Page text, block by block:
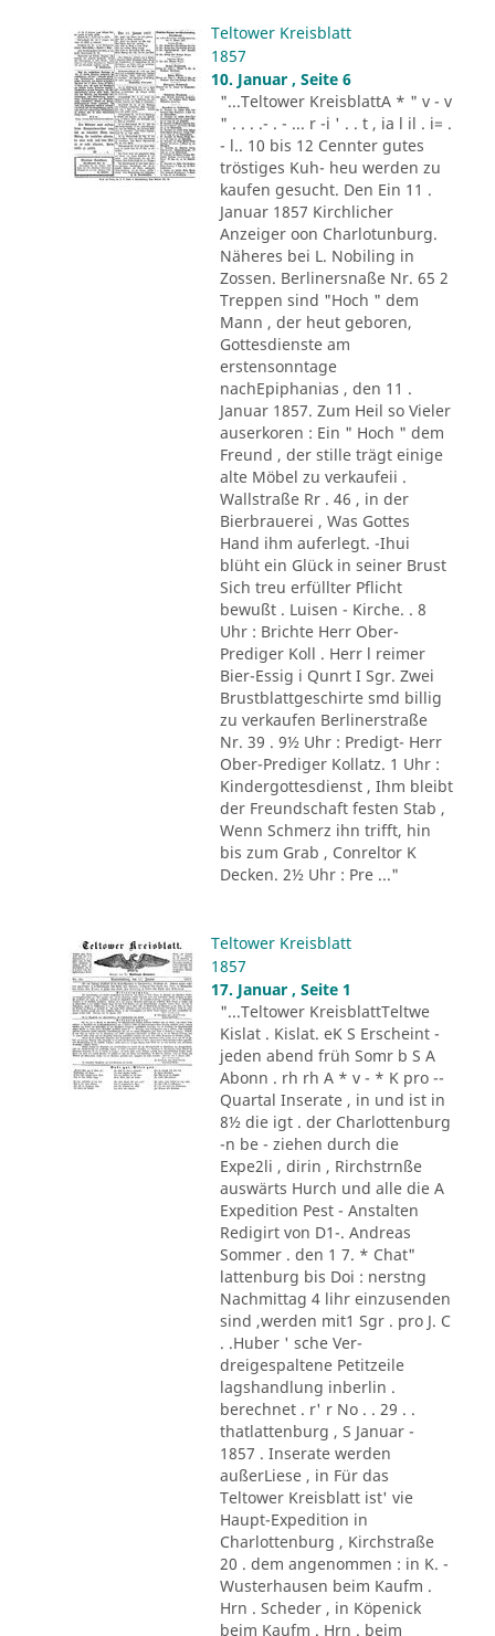
Teltower Kreisblatt
1857
10. Januar , Seite 6
"...Teltower KreisblattA * " v - v
" . . . .- . - ... r -i ' . . t , ia l il . i= .
- l.. 10 bis 12 Cennter gutes
tröstiges Kuh- heu werden zu
kaufen gesucht. Den Ein 11 .
Januar 1857 Kirchlicher
Anzeiger oon Charlotunburg.
Näheres bei L. Nobiling in
Zossen. Berlinersnaße Nr. 65 2
Treppen sind "Hoch " dem
Mann , der heut geboren,
Gottesdienste am
erstensonntage
nachEpiphanias , den 11 .
Januar 1857. Zum Heil so Vieler
auserkoren : Ein " Hoch " dem
Freund , der stille trägt einige
alte Möbel zu verkaufeii .
Wallstraße Rr . 46 , in der
Bierbrauerei , Was Gottes
Hand ihm auferlegt. -Ihui
blüht ein Glück in seiner Brust
Sich treu erfüllter Pflicht
bewußt . Luisen - Kirche. . 8
Uhr : Brichte Herr Ober-
Prediger Koll . Herr l reimer
Bier-Essig i Qunrt I Sgr. Zwei
Brustblattgeschirte smd billig
zu verkaufen Berlinerstraße
Nr. 39 . 9½ Uhr : Predigt- Herr
Ober-Prediger Kollatz. 1 Uhr :
Kindergottesdienst , Ihm bleibt
der Freundschaft festen Stab ,
Wenn Schmerz ihn trifft, hin
bis zum Grab , Conreltor K
Decken. 2½ Uhr : Pre ..."
Teltower Kreisblatt
1857
17. Januar , Seite 1
"...Teltower KreisblattTeltwe
Kislat . Kislat. eK S Erscheint -
jeden abend früh Somr b S A
Abonn . rh rh A * v - * K pro --
Quartal Inserate , in und ist in
8½ die igt . der Charlottenburg
-n be - ziehen durch die
Expe2li , dirin , Rirchstrnße
auswärts Hurch und alle die A
Expedition Pest - Anstalten
Redigirt von D1-. Andreas
Sommer . den 1 7. * Chat"
lattenburg bis Doi : nerstng
Nachmittag 4 lihr einzusenden
sind ,werden mit1 Sgr . pro J. C
. .Huber ' sche Ver-
dreigespaltene Petitzeile
lagshandlung inberlin .
berechnet . r' r No . . 29 . .
thatlattenburg , S Januar -
1857 . Inserate werden
außerLiese , in Für das
Teltower Kreisblatt ist' vie
Haupt-Expedition in
Charlottenburg , Kirchstraße
20 . dem angenommen : in K. -
Wusterhausen beim Kaufm .
Hrn . Scheder , in Köpenick
beim Kaufm . Hrn . beim